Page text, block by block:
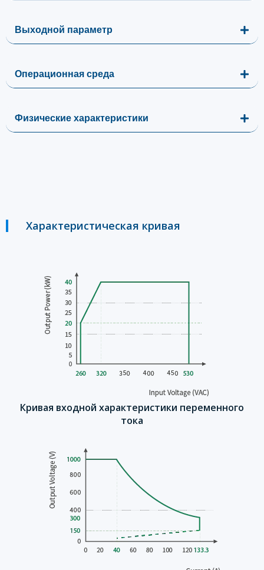
Выходной параметр
Операционная среда
Физические характеристики
Характеристическая кривая
Кривая входной характеристики переменного
тока